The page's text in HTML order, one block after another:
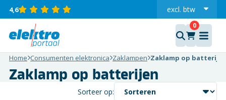
4,6 excl. btw
incl.
Home Consumenten elektronica Zaklampen Zaklamp op
Zaklamp op batterijen
Sorteer op: